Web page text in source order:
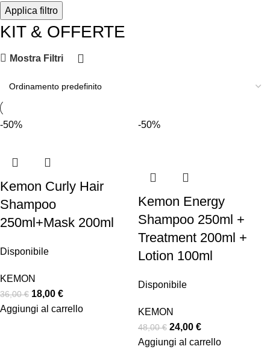
Applica filtro
KIT & OFFERTE
Mostra Filtri
-50%
Kemon Curly Hair
Shampoo
250ml+Mask 200ml
Disponibile
KEMON
36,00€ 18,00 €
Aggiungi al carrello
-50%
Kemon Energy
Shampoo 250ml +
Treatment 200ml +
Lotion 100ml
Disponibile
KEMON
48,00€ 24,00 €
Aggiungi al carrello